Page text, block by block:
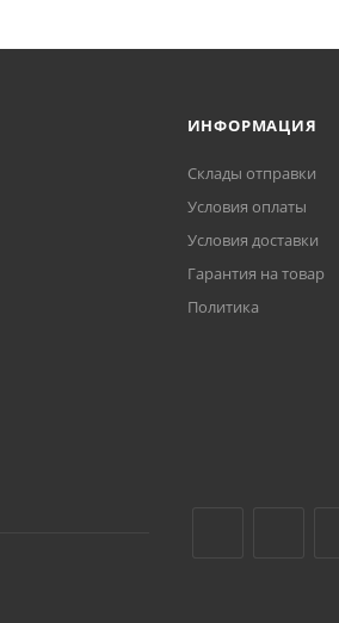
ИНФОРМАЦИЯ
Склады отправки
Условия оплаты
Условия доставки
Гарантия на товар
Политика